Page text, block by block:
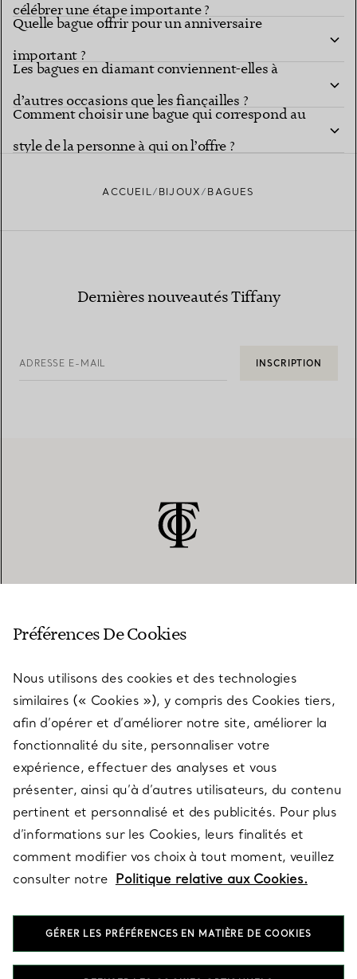
célébrer une étape importante ?
Quelle bague offrir pour un anniversaire
important ?
Les bagues en diamant conviennent-elles à
d’autres occasions que les fiançailles ?
Comment choisir une bague qui correspond au
style de la personne à qui on l’offre ?
ACCUEIL BIJOUX BAGUES
Dernières nouveautés Tiffany
ADRESSE E-MAIL INSCRIPTION
SERVICES
À PROPOS
QUESTIONS LÉGALES
SUIVEZ-NOUS
Préférences De Cookies
Nous utilisons des cookies et des technologies
similaires (« Cookies »), y compris des Cookies tiers,
afin d’opérer et d’améliorer notre site, améliorer la
fonctionnalité du site, personnaliser votre
expérience, effectuer des analyses et vous
présenter, ainsi qu’à d’autres utilisateurs, du contenu
pertinent et personnalisé et des publicités. Pour plus
d’informations sur les Cookies, leurs finalités et
comment modifier vos choix à tout moment, veuillez
consulter notre Politique relative aux Cookies.
GÉRER LES PRÉFÉRENCES EN MATIÈRE DE COOKIES